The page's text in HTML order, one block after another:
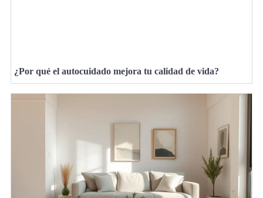
¿Por qué el autocuidado mejora tu calidad de vida?